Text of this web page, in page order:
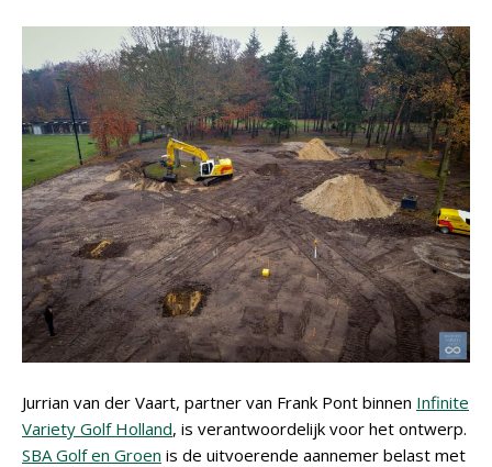
Jurrian van der Vaart, partner van Frank Pont binnen Infinite
Variety Golf Holland, is verantwoordelijk voor het ontwerp.
SBA Golf en Groen is de uitvoerende aannemer belast met